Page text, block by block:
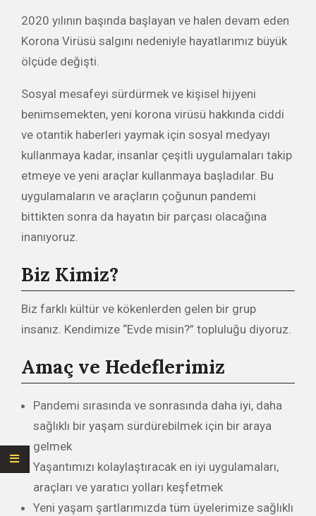
2020 yılının başında başlayan ve halen devam eden
Korona Virüsü salgını nedeniyle hayatlarımız büyük
ölçüde değişti.
Sosyal mesafeyi sürdürmek ve kişisel hijyeni
benimsemekten, yeni korona virüsü hakkında ciddi
ve otantik haberleri yaymak için sosyal medyayı
kullanmaya kadar, insanlar çeşitli uygulamaları takip
etmeye ve yeni araçlar kullanmaya başladılar. Bu
uygulamaların ve araçların çoğunun pandemi
bittikten sonra da hayatın bir parçası olacağına
inanıyoruz.
Biz Kimiz?
Biz farklı kültür ve kökenlerden gelen bir grup
insanız. Kendimize “Evde misin?” topluluğu diyoruz.
Amaç ve Hedeflerimiz
Pandemi sırasında ve sonrasında daha iyi, daha
sağlıklı bir yaşam sürdürebilmek için bir araya
gelmek
Yaşantımızı kolaylaştıracak en iyi uygulamaları,
araçları ve yaratıcı yolları keşfetmek
Yeni yaşam şartlarımızda tüm üyelerimize sağlıklı